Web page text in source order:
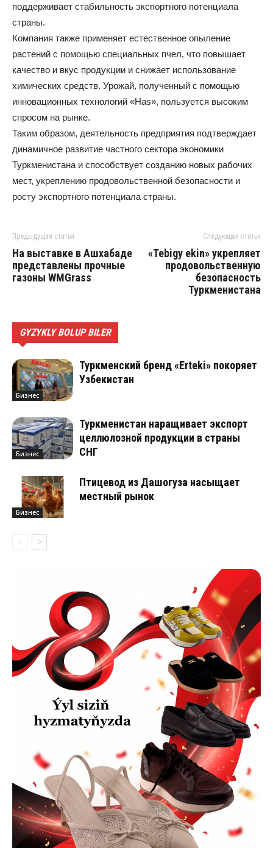
поддерживает стабильность экспортного потенциала
страны.
Компания также применяет естественное опыление
растений с помощью специальных пчел, что повышает
качество и вкус продукции и снижает использование
химических средств. Урожай, полученный с помощью
инновационных технологий «Has», пользуется высоким
спросом на рынке.
Таким образом, деятельность предприятия подтверждает
динамичное развитие частного сектора экономики
Туркменистана и способствует созданию новых рабочих
мест, укреплению продовольственной безопасности и
росту экспортного потенциала страны.
Предыдущая статья
На выставке в Ашхабаде
представлены прочные
газоны WMGrass
Следующая статья
«Tebigy ekin» укрепляет
продовольственную
безопасность
Туркменистана
GYZYKLY BOLUP BILER
Бизнес
Туркменский бренд «Erteki» покоряет
Узбекистан
Бизнес
Туркменистан наращивает экспорт
целлюлозной продукции в страны
СНГ
Бизнес
Птицевод из Дашогуза насыщает
местный рынок